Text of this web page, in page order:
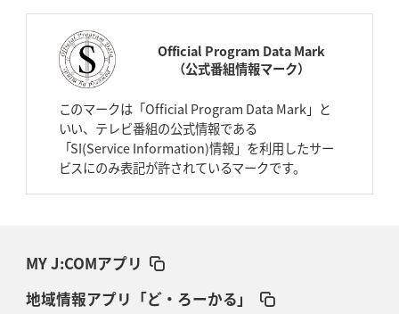
Official Program Data Mark
（公式番組情報マーク）
このマークは「Official Program Data Mark」と
いい、テレビ番組の公式情報である
「SI(Service Information)情報」を利用したサー
ビスにのみ表記が許されているマークです。
MY J:COMアプリ
地域情報アプリ「ど・ろーかる」